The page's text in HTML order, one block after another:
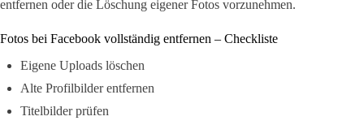
entfernen oder die Löschung eigener Fotos vorzunehmen.
Fotos bei Facebook vollständig entfernen – Checkliste
Eigene Uploads löschen
Alte Profilbilder entfernen
Titelbilder prüfen